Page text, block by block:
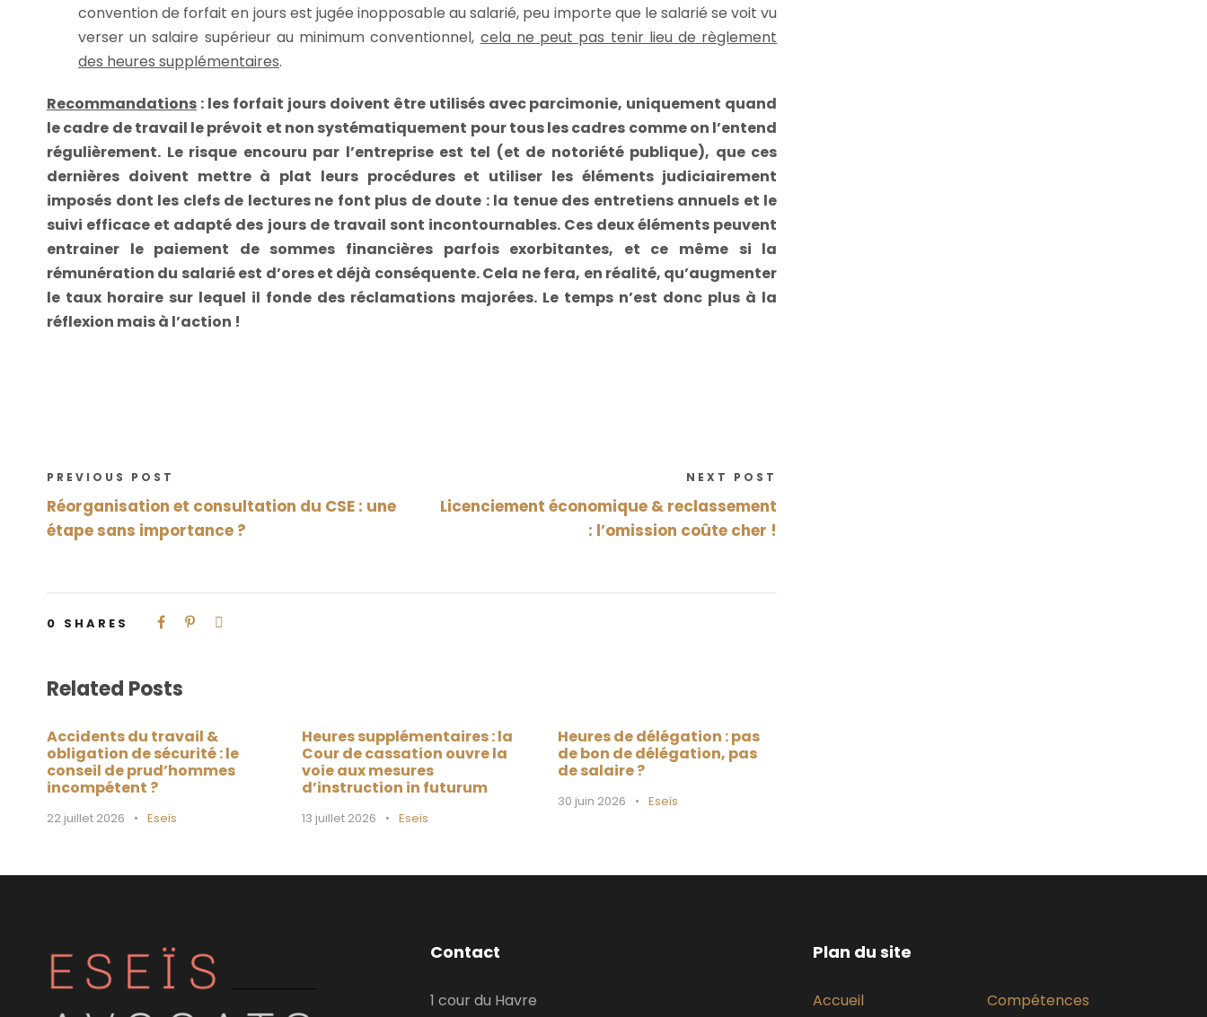
convention de forfait en jours est jugée inopposable au salarié, peu importe que le salarié se voit vu
verser un salaire supérieur au minimum conventionnel, cela ne peut pas tenir lieu de règlement
des heures supplémentaires.
Recommandations : les forfait jours doivent être utilisés avec parcimonie, uniquement quand
le cadre de travail le prévoit et non systématiquement pour tous les cadres comme on l’entend
régulièrement. Le risque encouru par l’entreprise est tel (et de notoriété publique), que ces
dernières doivent mettre à plat leurs procédures et utiliser les éléments judiciairement
imposés dont les clefs de lectures ne font plus de doute : la tenue des entretiens annuels et le
suivi efficace et adapté des jours de travail sont incontournables. Ces deux éléments peuvent
entrainer le paiement de sommes financières parfois exorbitantes, et ce même si la
rémunération du salarié est d’ores et déjà conséquente. Cela ne fera, en réalité, qu’augmenter
le taux horaire sur lequel il fonde des réclamations majorées. Le temps n’est donc plus à la
réflexion mais à l’action !
PREVIOUS POST
Réorganisation et consultation du CSE : une
étape sans importance ?
NEXT POST
Licenciement économique & reclassement
: l’omission coûte cher !
0 SHARES
Related Posts
Accidents du travail &
obligation de sécurité : le
conseil de prud’hommes
incompétent ?
22 juillet 2026 • Eseïs
Heures supplémentaires : la
Cour de cassation ouvre la
voie aux mesures
d’instruction in futurum
13 juillet 2026 • Eseïs
Heures de délégation : pas
de bon de délégation, pas
de salaire ?
30 juin 2026 • Eseïs
Contact
1 cour du Havre
Plan du site
Accueil Compétences